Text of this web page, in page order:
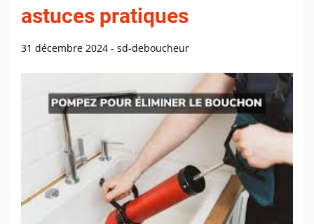
astuces pratiques
31 décembre 2024 - sd-deboucheur